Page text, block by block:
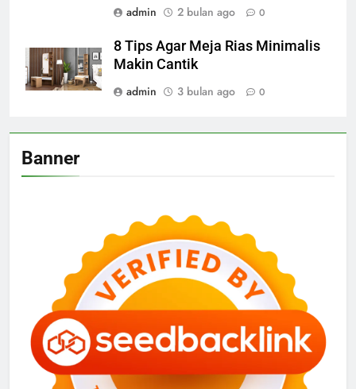
admin
2 bulan ago 0
8 Tips Agar Meja Rias Minimalis
Makin Cantik
admin
3 bulan ago 0
Banner